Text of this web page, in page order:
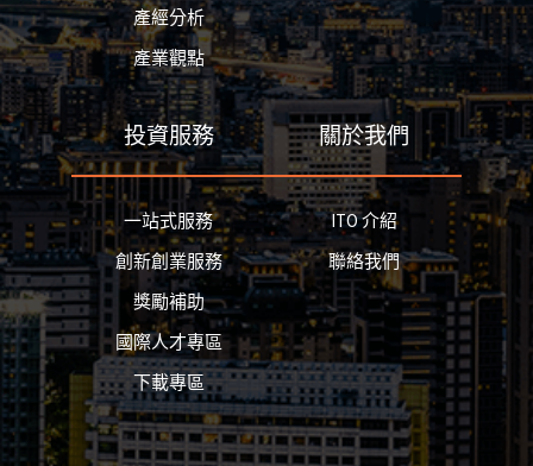
產經分析
產業觀點
投資服務
一站式服務
創新創業服務
獎勵補助
國際人才專區
下載專區
關於我們
ITO 介紹
聯絡我們